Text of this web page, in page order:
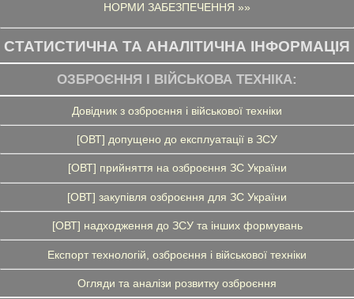
НОРМИ ЗАБЕЗПЕЧЕННЯ »»
СТАТИСТИЧНА ТА АНАЛІТИЧНА ІНФОРМАЦІЯ
ОЗБРОЄННЯ І ВІЙСЬКОВА ТЕХНІКА:
Довідник з озброєння і військової техніки
[ОВТ] допущено до експлуатації в ЗСУ
[ОВТ] прийняття на озброєння ЗС України
[ОВТ] закупівля озброєння для ЗС України
[ОВТ] надходження до ЗСУ та інших формувань
Експорт технологій, озброєння і військової техніки
Огляди та аналізи розвитку озброєння